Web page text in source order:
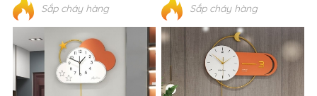
Sắp cháy hàng Sắp cháy hàng